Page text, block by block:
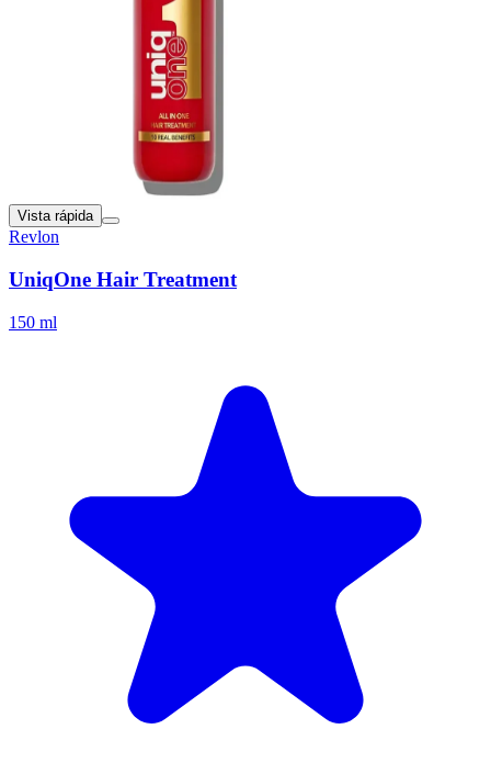
Vista rápida
Revlon
UniqOne Hair Treatment
150 ml